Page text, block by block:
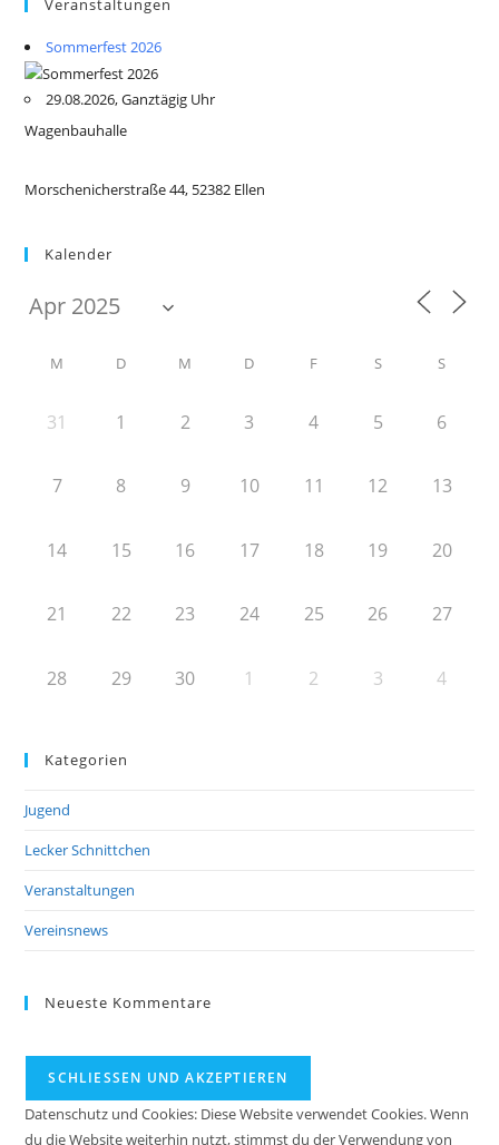
Veranstaltungen
Sommerfest 2026
29.08.2026, Ganztägig Uhr
Wagenbauhalle
Morschenicherstraße 44, 52382 Ellen
Kalender
M D M D F S S
31 1 2 3 4 5 6
7 8 9 10 11 12 13
14 15 16 17 18 19 20
21 22 23 24 25 26 27
28 29 30 1 2 3 4
Kategorien
Jugend
Lecker Schnittchen
Veranstaltungen
Vereinsnews
Neueste Kommentare
Datenschutz und Cookies: Diese Website verwendet Cookies. Wenn
du die Website weiterhin nutzt, stimmst du der Verwendung von